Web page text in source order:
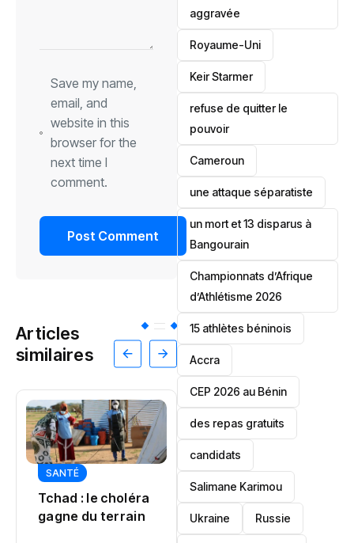
Save my name,
email, and
website in this
browser for the
next time I
comment.
Articles
similaires
JUSTICE
Sénégal : la
justice tranche
POLITIQUE
Patrice Talon fait
aggravée
‎Royaume-Uni
Keir Starmer
refuse de quitter le
pouvoir
‎Cameroun
une attaque séparatiste
un mort et 13 disparus à
Bangourain
‎Championnats d’Afrique
d’Athlétisme 2026
15 athlètes béninois
Accra
‎CEP 2026 au Bénin
des repas gratuits
candidats
Salimane Karimou
Ukraine Russie